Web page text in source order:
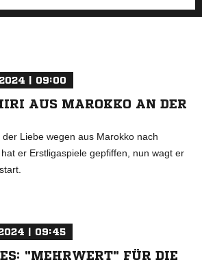
| 09:00
AUS MAROKKO AN DER
Liebe wegen aus Marokko nach
er Erstligaspiele gepfiffen, nun wagt er
| 09:45
"MEHRWERT" FÜR DIE